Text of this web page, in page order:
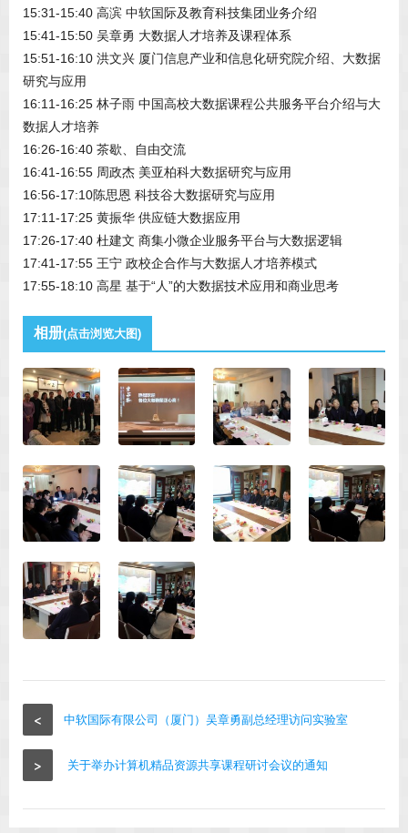
15:31-15:40 高滨 中软国际及教育科技集团业务介绍
15:41-15:50 吴章勇 大数据人才培养及课程体系
15:51-16:10 洪文兴 厦门信息产业和信息化研究院介绍、大数据
研究与应用
16:11-16:25 林子雨 中国高校大数据课程公共服务平台介绍与大
数据人才培养
16:26-16:40 茶歇、自由交流
16:41-16:55 周政杰 美亚柏科大数据研究与应用
16:56-17:10陈思恩 科技谷大数据研究与应用
17:11-17:25 黄振华 供应链大数据应用
17:26-17:40 杜建文 商集小微企业服务平台与大数据逻辑
17:41-17:55 王宁 政校企合作与大数据人才培养模式
17:55-18:10 高星 基于“人”的大数据技术应用和商业思考
相册(点击浏览大图)
< 中软国际有限公司（厦门）吴章勇副总经理访问实验室
> 关于举办计算机精品资源共享课程研讨会议的通知